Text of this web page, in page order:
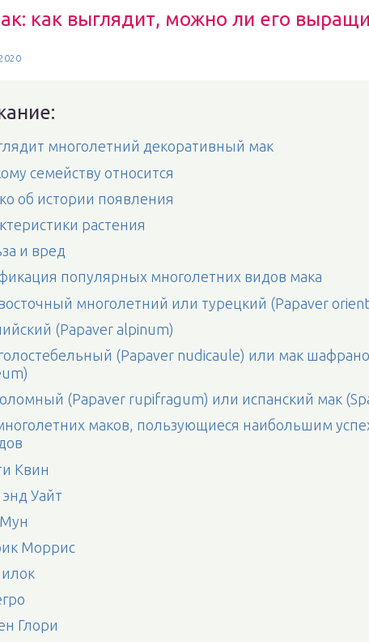
как выглядит, можно ли его
многолетний декоративный мак
семейству относится
об истории появления
растения
и вред
популярных многолетних видов мака
многолетний или турецкий (Papaver
(Papaver alpinum)
(Papaver nudicaule) или мак
(Papaver rupifragum) или испанский мак
маков, пользующиеся наибольшим
Квин
Уайт
Моррис
Глори